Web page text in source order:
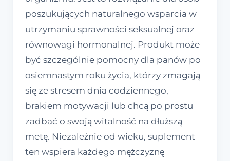
poszukujących naturalnego wsparcia w
utrzymaniu sprawności seksualnej oraz
równowagi hormonalnej. Produkt może
być szczególnie pomocny dla panów po
osiemnastym roku życia, którzy zmagają
się ze stresem dnia codziennego,
brakiem motywacji lub chcą po prostu
zadbać o swoją witalność na dłuższą
metę. Niezależnie od wieku, suplement
ten wspiera każdego mężczyznę